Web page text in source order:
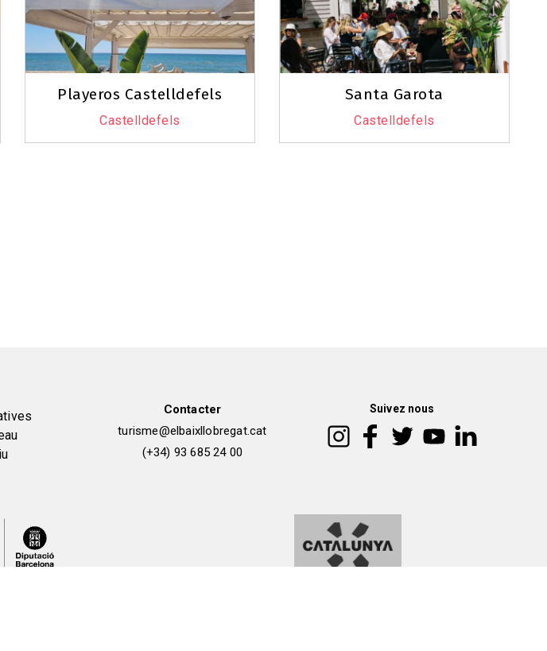
Playeros Castelldefels
Castelldefels
Santa Garota
Castelldefels
Contacter
turisme@elbaixllobregat.cat
(+34) 93 685 24 00
Suivez nous